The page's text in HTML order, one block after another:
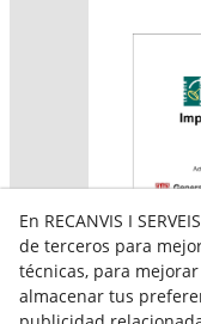
Aquesta
En RECANVIS I
de terceros para
técnicas, para
almacenar tus